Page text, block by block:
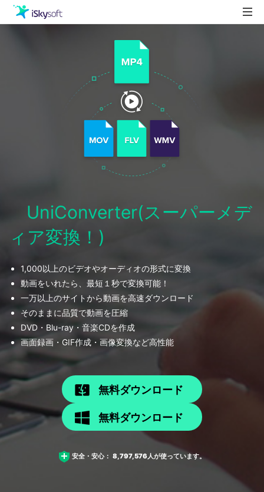
UniConverter(スーパーメデ
ィア変換！)
1,000以上のビデオやオーディオの形式に変換
動画をいれたら、最短１秒で変換可能！
一万以上のサイトから動画を高速ダウンロード
そのままに品質で動画を圧縮
DVD・Blu-ray・音楽CDを作成
画面録画・GIF作成・画像変換など高性能
無料ダウンロード
無料ダウンロード
安全・安心： 8,797,576人が使っています。